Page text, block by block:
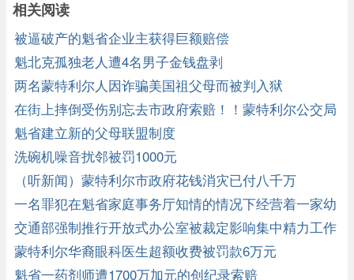
相关阅读
被逼破产的魁省企业主获得巨额赔偿
魁北克孤独老人遭4名男子金钱盘剥
两名蒙特利尔人因诈骗美国祖父母而被判入狱
在街上摔倒受伤别忘去市政府索赔！！蒙特利尔公交局
因老人在地铁站外滑倒被罚5千 ... ...
魁省建立新的父母联盟制度
洗碗机噪音扰邻被罚1000元
（听新闻）蒙特利尔市政府花钱消灾已付八千万
一名罪犯在魁省家庭事务厅知情的情况下经营着一家幼
儿园
交通部强制推行开放式办公室被裁定影响集中精力工作
蒙特利尔华裔眼科医生超额收费被罚款6万元
魁省一药剂师遭1700万加元的创纪录索赔